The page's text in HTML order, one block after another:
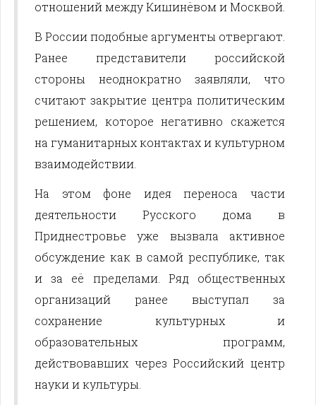
отношений между Кишинёвом и Москвой.
В России подобные аргументы отвергают.
Ранее представители российской
стороны неоднократно заявляли, что
считают закрытие центра политическим
решением, которое негативно скажется
на гуманитарных контактах и культурном
взаимодействии.
На этом фоне идея переноса части
деятельности Русского дома в
Приднестровье уже вызвала активное
обсуждение как в самой республике, так
и за её пределами. Ряд общественных
организаций ранее выступал за
сохранение культурных и
образовательных программ,
действовавших через Российский центр
науки и культуры.